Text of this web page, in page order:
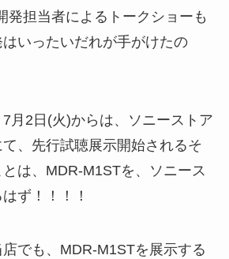
発担当者によるトークショーも
いったいだれが手がけたの
月2日(火)からは、ソニーストア
、先行試聴展示開始されるそ
は、MDR-M1STを、ソニース
ず！！！！
でも、MDR-M1STを展示する